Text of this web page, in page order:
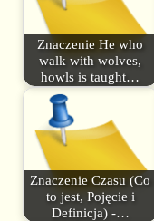
Znaczenie He who
walk with wolves,
howls is taught…
Znaczenie Czasu (Co
to jest, Pojęcie i
Definicja) -…